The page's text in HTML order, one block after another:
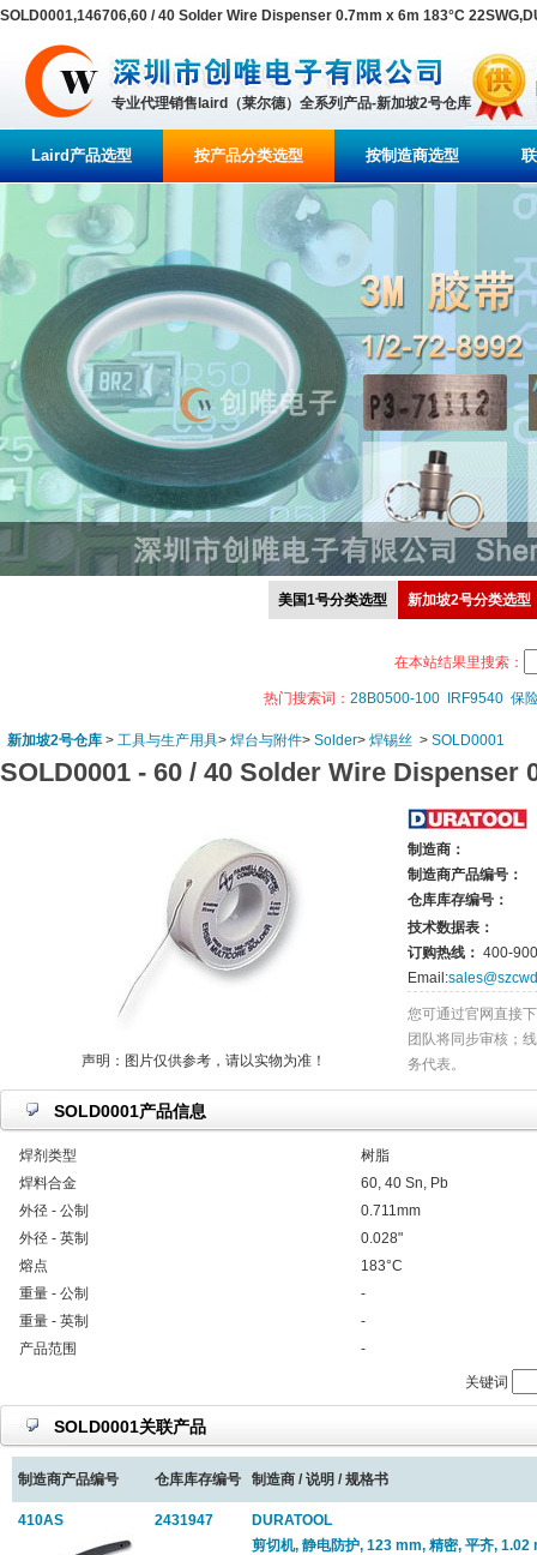
SOLD0001,146706,60 / 40 Solder Wire Dispenser 0.7mm x 6m 183°C
专业代理销售laird（莱尔德）全系列产品-新加坡2号仓库
Laird产品选型 按产品分类选型 按制造商选型
美国1号分类选型 新加坡2号分类选型
在本站结果里搜索：
热门搜索词： 28B0500-100 IRF9540 保
新加坡2号仓库 > 工具与生产用具> 焊台与附件> Solder> 焊锡丝 > SOLD0001
SOLD0001 - 60 / 40 Solder Wire Dispenser
声明：图片仅供参考，请以实物为准！
制造商：
制造商产品编号：
仓库库存编号：
技术数据表：
订购热线： 400-
Email:
您可通过官网直接
团队将同步审核；
务代表。
SOLD0001产品信息
焊剂类型
树脂
焊料合金
60, 40 Sn, Pb
外径 - 公制
0.711mm
外径 - 英制
0.028"
熔点
183°C
重量 - 公制
-
重量 - 英制
-
产品范围
-
关键词
SOLD0001关联产品
制造商产品编号 仓库库存编号 制造商 / 说明 / 规格书
410AS 2431947
DURATOOL
剪切机, 静电防护, 123 mm, 精密, 平齐, 1.02